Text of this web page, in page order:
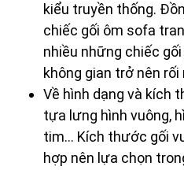
kiểu truyền thống.
chiếc gối ôm sofa
nhiều những chiếc
không gian trở nên
Về hình dạng và kích
tựa lưng hình vuông,
tim… Kích thước gối
hợp nên lựa chọn